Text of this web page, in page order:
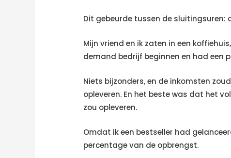
Dit gebeurde tussen de sluitingsuren:
Mijn vriend en ik zaten in een
demand bedrijf beginnen en had een
Niets bijzonders, en de inkomsten
opleveren. En het beste was dat het
zou opleveren.
Omdat ik een bestseller had
percentage van de opbrengst.